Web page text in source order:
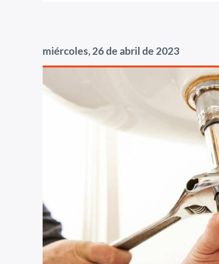
miércoles, 26 de abril de 2023